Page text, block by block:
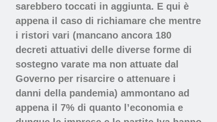
sarebbero toccati in aggiunta. E qui è
appena il caso di richiamare che mentre
i ristori vari (mancano ancora 180
decreti attuativi delle diverse forme di
sostegno varate ma non attuate dal
Governo per risarcire o attenuare i
danni della pandemia) ammontano ad
appena il 7% di quanto l’economia e